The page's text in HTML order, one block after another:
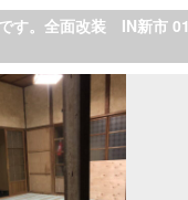
す。全面改装 IN新市 01